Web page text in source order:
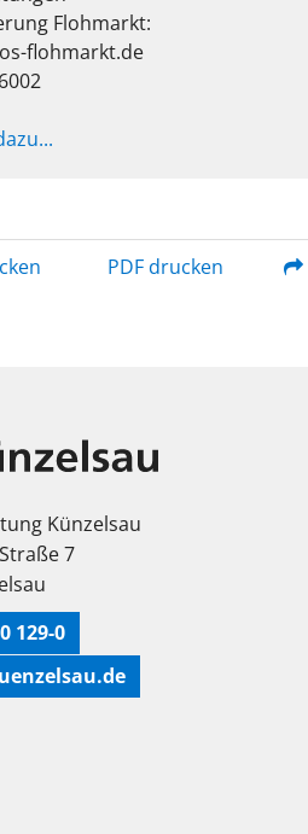
Flohmarkt:
flohmarkt.de
PDF drucken
Künzelsau
7
129-0